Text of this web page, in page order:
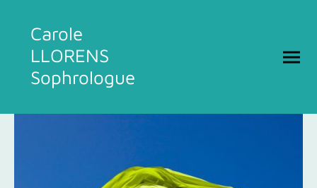
Carole
LLORENS
Sophrologue